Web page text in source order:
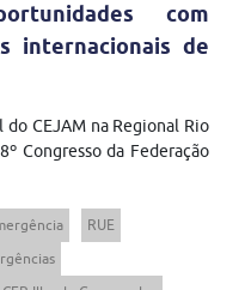
com
internacionais de
CEJAM na Regional Rio
Congresso da Federação
RUE